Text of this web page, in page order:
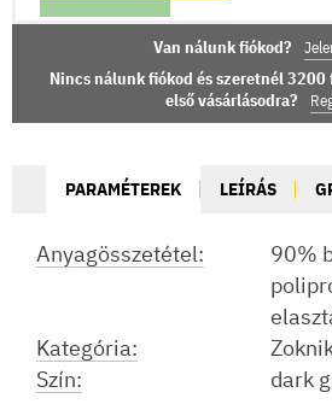
Van nálunk fiókod?
Nincs nálunk fiókod és szeretnél
első vásárlásodra?
PARAMÉTEREK LEÍRÁS
Anyagösszetétel:
90%
Kategória:
Szín:
dark